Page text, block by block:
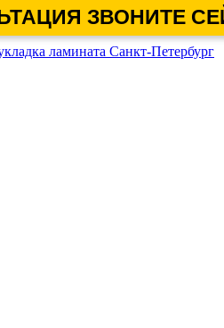
ЗВОНИТЕ
ламината Санкт-Петербург